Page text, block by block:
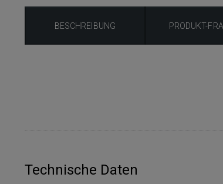
BESCHREIBUNG PRODUKT-
Technische Daten